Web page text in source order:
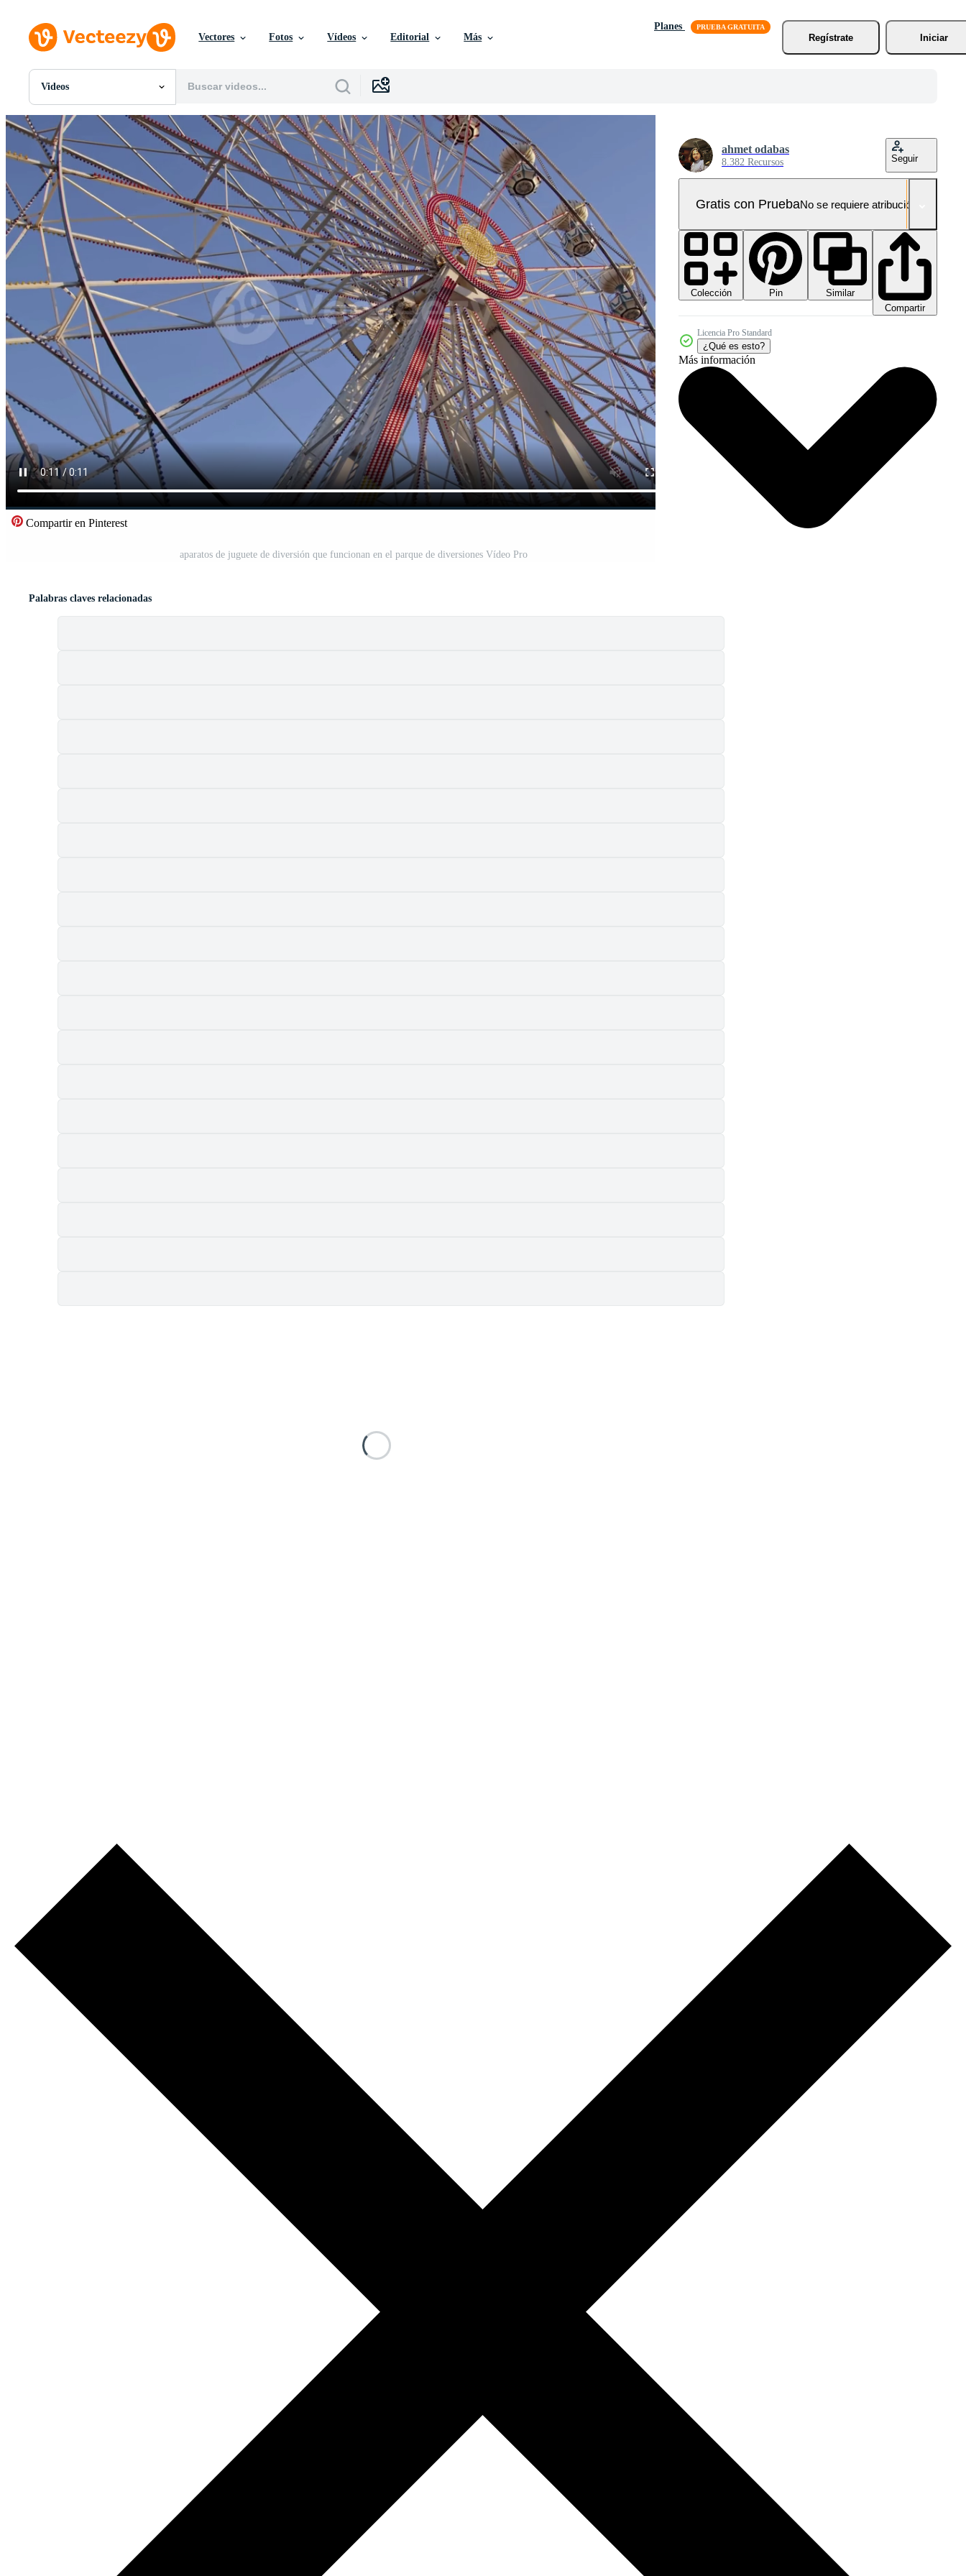
Vectores Fotos Vídeos Editorial Más
Planes
Regístrate
Iniciar
Videos
Todas Imágenes
Fotos
PNGs
PSDs
SVGs
Plantillas
Vectores
Videos
Gráficos en Movimiento
Imágenes Editoriales
Eventos Editoriales
Compartir en Pinterest
aparatos de juguete de diversión que funcionan en el parque de diversiones Vídeo Pro
ahmet odabas
8.382 Recursos Seguir
Gratis con PruebaNo se requiere atribución!
Colección Pin
Similar
Compartir
Licencia Pro Standard
¿Qué es esto?
Más información
Palabras claves relacionadas